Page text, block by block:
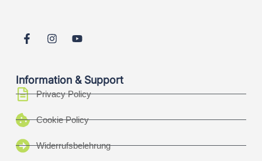
Information & Support
Privacy Policy
Cookie Policy
Widerrufsbelehrung